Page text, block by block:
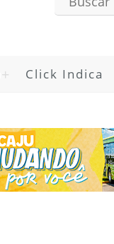
Click Indica